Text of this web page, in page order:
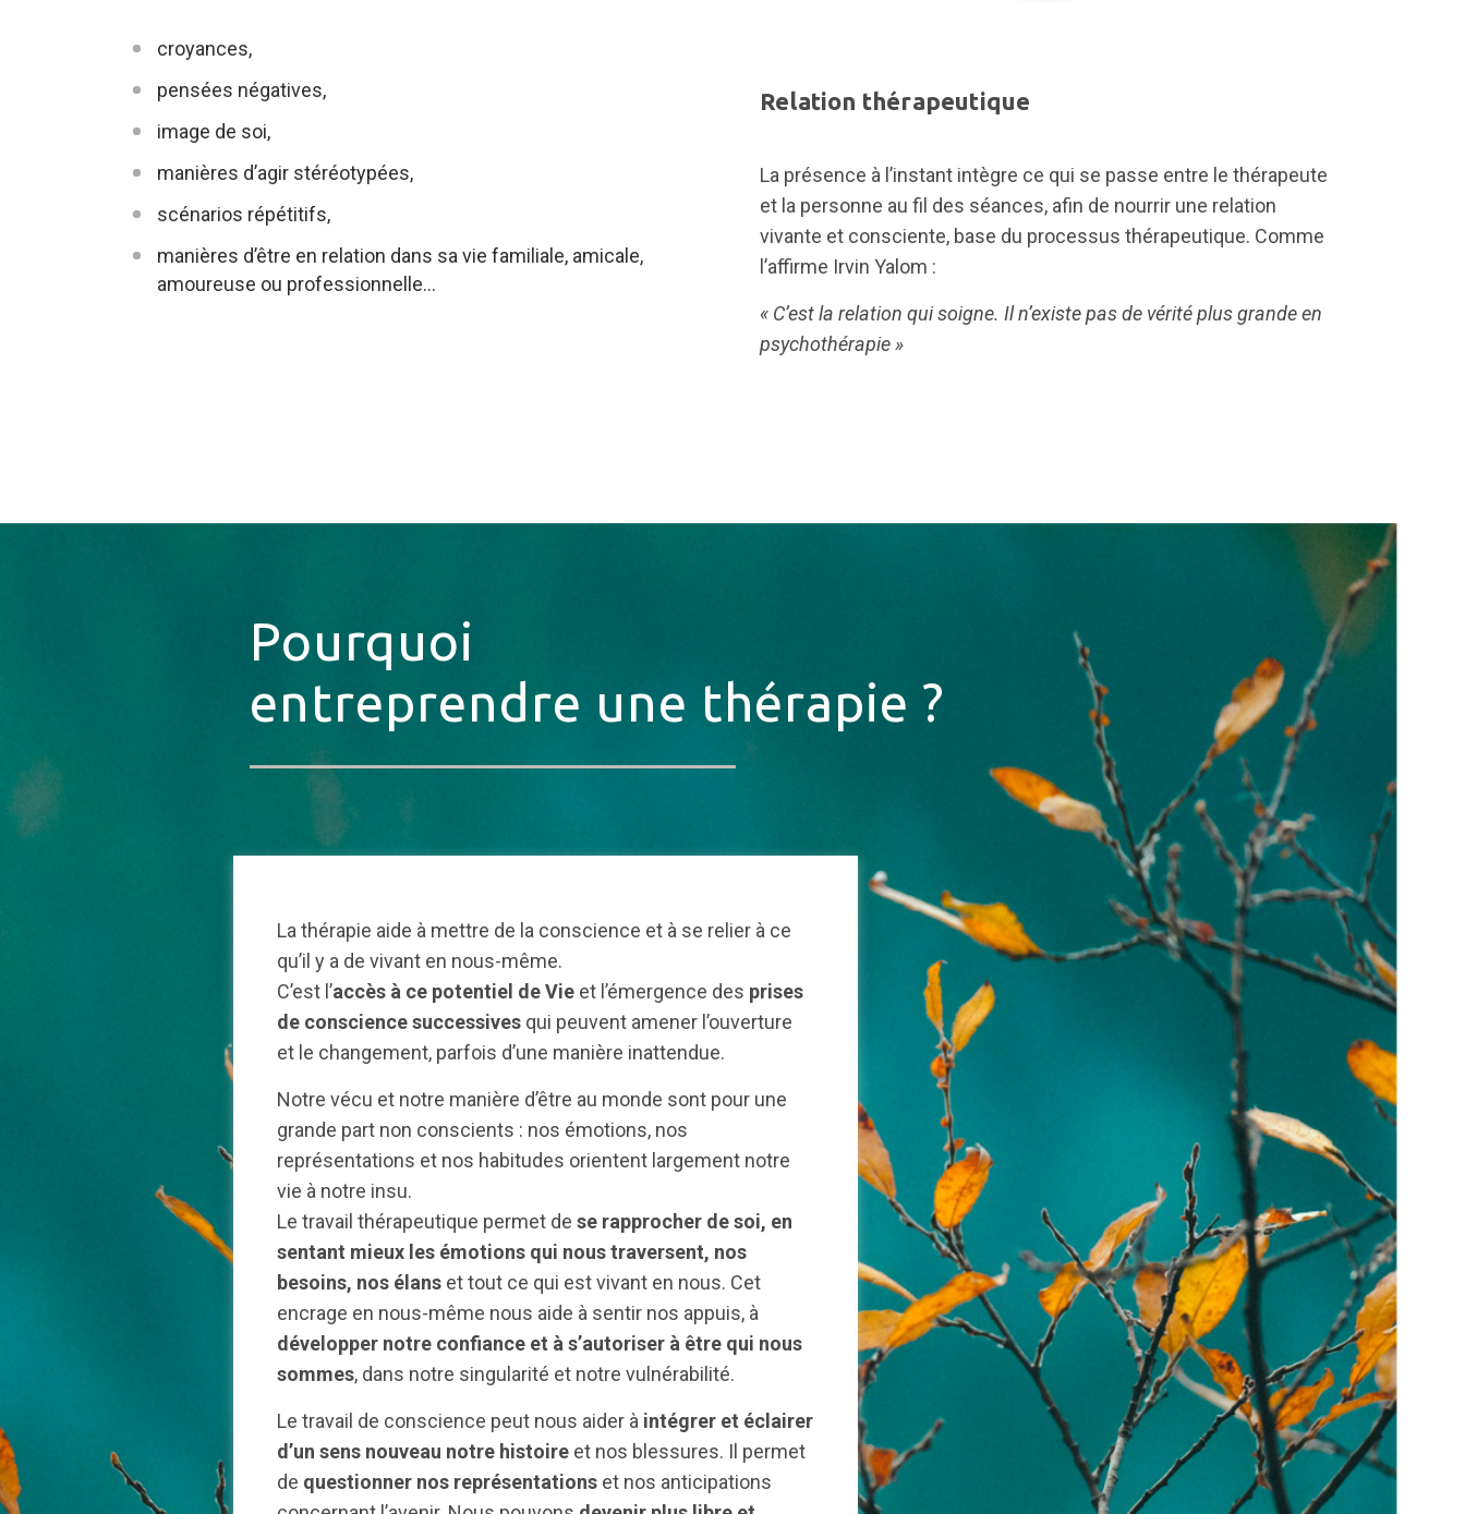
croyances,
pensées négatives,
image de soi,
manières d’agir stéréotypées,
scénarios répétitifs,
manières d’être en relation dans sa vie familiale, amicale,
amoureuse ou professionnelle…
Relation thérapeutique
La présence à l’instant intègre ce qui se passe entre le thérapeute
et la personne au fil des séances, afin de nourrir une relation
vivante et consciente, base du processus thérapeutique. Comme
l’affirme Irvin Yalom :
« C’est la relation qui soigne. Il n’existe pas de vérité plus grande en
psychothérapie »
Pourquoi
entreprendre une thérapie ?
La thérapie aide à mettre de la conscience et à se relier à ce
qu’il y a de vivant en nous-même.
C’est l’accès à ce potentiel de Vie et l’émergence des prises
de conscience successives qui peuvent amener l’ouverture
et le changement, parfois d’une manière inattendue.
Notre vécu et notre manière d’être au monde sont pour une
grande part non conscients : nos émotions, nos
représentations et nos habitudes orientent largement notre
vie à notre insu.
Le travail thérapeutique permet de se rapprocher de soi, en
sentant mieux les émotions qui nous traversent, nos
besoins, nos élans et tout ce qui est vivant en nous. Cet
encrage en nous-même nous aide à sentir nos appuis, à
développer notre confiance et à s’autoriser à être qui nous
sommes, dans notre singularité et notre vulnérabilité.
Le travail de conscience peut nous aider à intégrer et éclairer
d’un sens nouveau notre histoire et nos blessures. Il permet
de questionner nos représentations et nos anticipations